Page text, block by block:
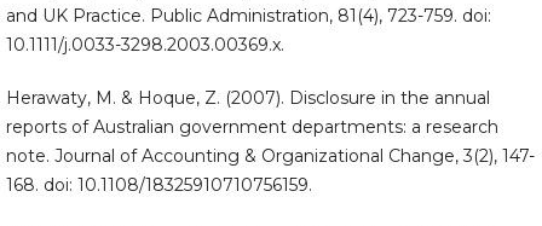
and UK Practice. Public Administration, 81(4), 723-759. doi:
10.1111/j.0033-3298.2003.00369.x.
Herawaty, M. & Hoque, Z. (2007). Disclosure in the annual
reports of Australian government departments: a research
note. Journal of Accounting & Organizational Change, 3(2), 147-
168. doi: 10.1108/18325910710756159.